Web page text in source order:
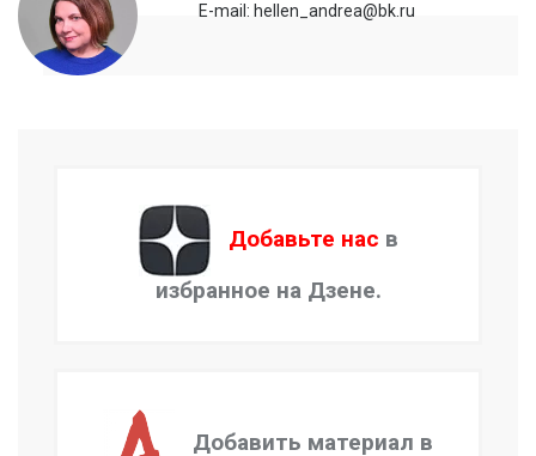
E-mail: hellen_andrea@bk.ru
Добавьте нас в
избранное на Дзене.
Добавить материал в